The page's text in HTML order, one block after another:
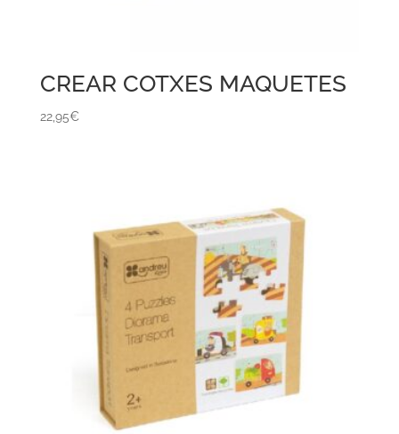
CREAR COTXES MAQUETES
22,95€